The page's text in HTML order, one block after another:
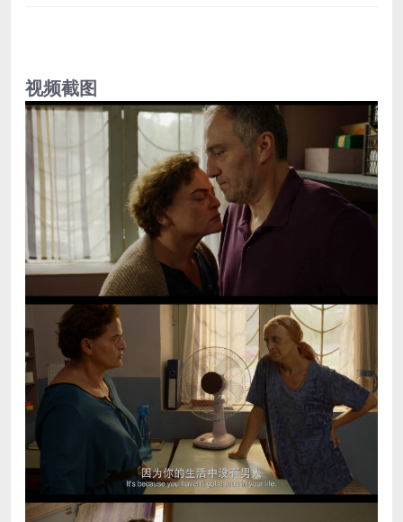
视频截图